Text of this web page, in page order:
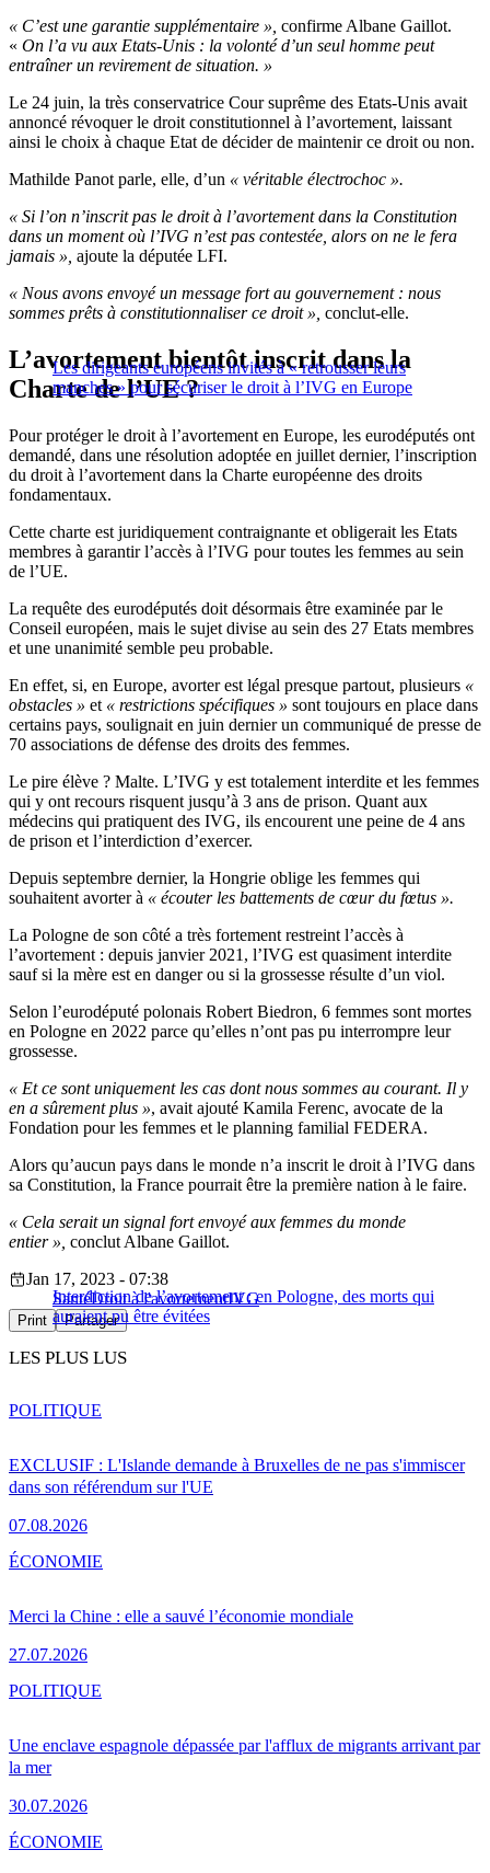
« C’est une garantie supplémentaire », confirme Albane Gaillot.
« On l’a vu aux Etats-Unis : la volonté d’un seul homme peut
entraîner un revirement de situation. »
Le 24 juin, la très conservatrice Cour suprême des Etats-Unis avait
annoncé révoquer le droit constitutionnel à l’avortement, laissant
ainsi le choix à chaque Etat de décider de maintenir ce droit ou non.
Mathilde Panot parle, elle, d’un « véritable électrochoc ».
« Si l’on n’inscrit pas le droit à l’avortement dans la Constitution
dans un moment où l’IVG n’est pas contestée, alors on ne le fera
jamais », ajoute la députée LFI.
« Nous avons envoyé un message fort au gouvernement : nous
sommes prêts à constitutionnaliser ce droit », conclut-elle.
Les dirigeants européens invités à « retrousser leurs
manches » pour sécuriser le droit à l’IVG en Europe
L’avortement bientôt inscrit dans la
Charte de l’UE ?
Pour protéger le droit à l’avortement en Europe, les eurodéputés ont
demandé, dans une résolution adoptée en juillet dernier, l’inscription
du droit à l’avortement dans la Charte européenne des droits
fondamentaux.
Cette charte est juridiquement contraignante et obligerait les Etats
membres à garantir l’accès à l’IVG pour toutes les femmes au sein
de l’UE.
La requête des eurodéputés doit désormais être examinée par le
Conseil européen, mais le sujet divise au sein des 27 Etats membres
et une unanimité semble peu probable.
En effet, si, en Europe, avorter est légal presque partout, plusieurs «
obstacles » et « restrictions spécifiques » sont toujours en place dans
certains pays, soulignait en juin dernier un communiqué de presse de
70 associations de défense des droits des femmes.
Le pire élève ? Malte. L’IVG y est totalement interdite et les femmes
qui y ont recours risquent jusqu’à 3 ans de prison. Quant aux
médecins qui pratiquent des IVG, ils encourent une peine de 4 ans
de prison et l’interdiction d’exercer.
Depuis septembre dernier, la Hongrie oblige les femmes qui
souhaitent avorter à « écouter les battements de cœur du fœtus ».
La Pologne de son côté a très fortement restreint l’accès à
l’avortement : depuis janvier 2021, l’IVG est quasiment interdite
sauf si la mère est en danger ou si la grossesse résulte d’un viol.
Selon l’eurodéputé polonais Robert Biedron, 6 femmes sont mortes
en Pologne en 2022 parce qu’elles n’ont pas pu interrompre leur
grossesse.
« Et ce sont uniquement les cas dont nous sommes au courant. Il y
en a sûrement plus », avait ajouté Kamila Ferenc, avocate de la
Fondation pour les femmes et le planning familial FEDERA.
Alors qu’aucun pays dans le monde n’a inscrit le droit à l’IVG dans
sa Constitution, la France pourrait être la première nation à le faire.
« Cela serait un signal fort envoyé aux femmes du monde
entier », conclut Albane Gaillot.
Interdiction de l’avortement : en Pologne, des morts qui
auraient pu être évitées
Jan 17, 2023 - 07:38
SantéDroit à l'avortementIVG
Print Partager
LES PLUS LUS
EXCLUSIF : L'Islande demande à Bruxelles de ne pas s'immiscer
dans son référendum sur l'UE
07.08.2026
POLITIQUE
Merci la Chine : elle a sauvé l’économie mondiale
27.07.2026
ÉCONOMIE
Une enclave espagnole dépassée par l'afflux de migrants arrivant par
la mer
30.07.2026
POLITIQUE
ÉCONOMIE